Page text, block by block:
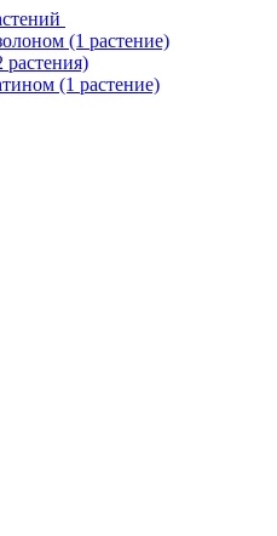
(1 растение)
растения)
(1 растение)